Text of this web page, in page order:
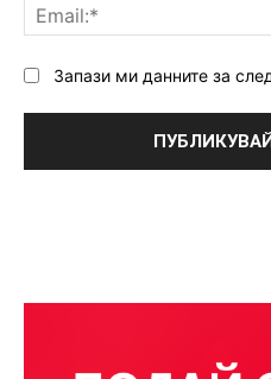
Запази ми данните за